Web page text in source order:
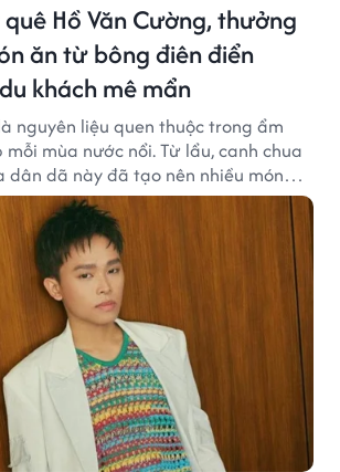
quê Hồ Văn Cường, thưởng
ăn từ bông điên điển
khách mê mẩn
nguyên liệu quen thuộc trong ẩm
mùa nước nổi. Từ lẩu, canh chua
dân dã này đã tạo nên nhiều món
khó quên.